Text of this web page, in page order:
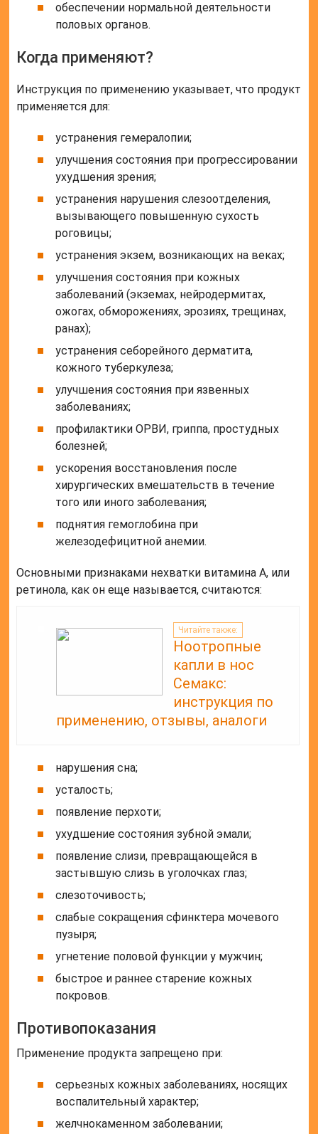
обеспечении нормальной деятельности
половых органов.
Когда применяют?
Инструкция по применению указывает, что продукт
применяется для:
устранения гемералопии;
улучшения состояния при прогрессировании
ухудшения зрения;
устранения нарушения слезоотделения,
вызывающего повышенную сухость
роговицы;
устранения экзем, возникающих на веках;
улучшения состояния при кожных
заболеваний (экземах, нейродермитах,
ожогах, обморожениях, эрозиях, трещинах,
ранах);
устранения себорейного дерматита,
кожного туберкулеза;
улучшения состояния при язвенных
заболеваниях;
профилактики ОРВИ, гриппа, простудных
болезней;
ускорения восстановления после
хирургических вмешательств в течение
того или иного заболевания;
поднятия гемоглобина при
железодефицитной анемии.
Основными признаками нехватки витамина А, или
ретинола, как он еще называется, считаются:
Читайте также:
Ноотропные
капли в нос
Семакс:
инструкция по
применению, отзывы, аналоги
нарушения сна;
усталость;
появление перхоти;
ухудшение состояния зубной эмали;
появление слизи, превращающейся в
застывшую слизь в уголочках глаз;
слезоточивость;
слабые сокращения сфинктера мочевого
пузыря;
угнетение половой функции у мужчин;
быстрое и раннее старение кожных
покровов.
Противопоказания
Применение продукта запрещено при:
серьезных кожных заболеваниях, носящих
воспалительный характер;
желчнокаменном заболевании;